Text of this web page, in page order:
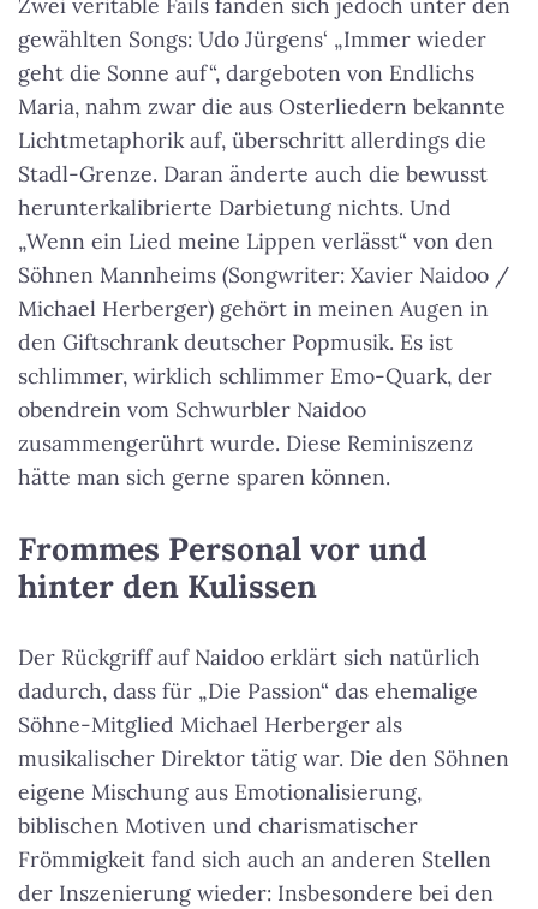
Zwei veritable Fails fanden sich jedoch unter den
gewählten Songs: Udo Jürgens‘ „Immer wieder
geht die Sonne auf“, dargeboten von Endlichs
Maria, nahm zwar die aus Osterliedern bekannte
Lichtmetaphorik auf, überschritt allerdings die
Stadl-Grenze. Daran änderte auch die bewusst
herunterkalibrierte Darbietung nichts. Und
„Wenn ein Lied meine Lippen verlässt“ von den
Söhnen Mannheims (Songwriter: Xavier Naidoo /
Michael Herberger) gehört in meinen Augen in
den Giftschrank deutscher Popmusik. Es ist
schlimmer, wirklich schlimmer Emo-Quark, der
obendrein vom Schwurbler Naidoo
zusammengerührt wurde. Diese Reminiszenz
hätte man sich gerne sparen können.
Frommes Personal vor und
hinter den Kulissen
Der Rückgriff auf Naidoo erklärt sich natürlich
dadurch, dass für „Die Passion“ das ehemalige
Söhne-Mitglied Michael Herberger als
musikalischer Direktor tätig war. Die den Söhnen
eigene Mischung aus Emotionalisierung,
biblischen Motiven und charismatischer
Frömmigkeit fand sich auch an anderen Stellen
der Inszenierung wieder: Insbesondere bei den